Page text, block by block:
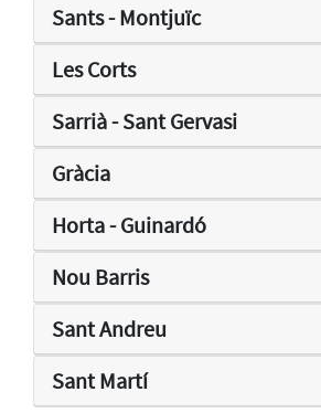
Sants - Montjuïc
Les Corts
Sarrià - Sant Gervasi
Gràcia
Horta - Guinardó
Nou Barris
Sant Andreu
Sant Martí